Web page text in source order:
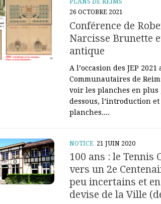
PLANS DE REIMS
26 OCTOBRE 2021
Conférence de
Narcisse Brunette
antique
A l’occasion des JEP
Communautaires de
voir les planches en
dessous, l’introduction et
planches....
NOTICE 21 JUIN 2020
100 ans : le Tennis
vers un 2e
peu incertains et
devise de la Ville